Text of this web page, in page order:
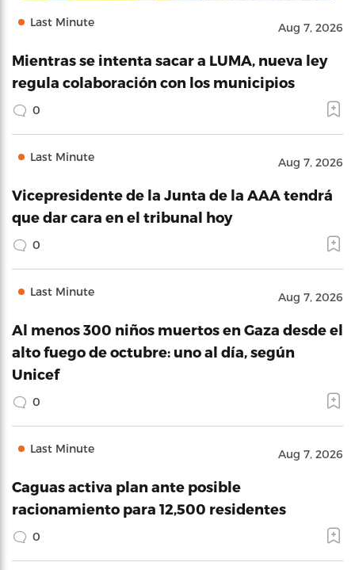
Last Minute Aug 7, 2026
Mientras se intenta sacar a LUMA, nueva ley
regula colaboración con los municipios
0
Last Minute Aug 7, 2026
Vicepresidente de la Junta de la AAA tendrá
que dar cara en el tribunal hoy
0
Last Minute Aug 7, 2026
Al menos 300 niños muertos en Gaza desde el
alto fuego de octubre: uno al día, según
Unicef
0
Last Minute Aug 7, 2026
Caguas activa plan ante posible
racionamiento para 12,500 residentes
0